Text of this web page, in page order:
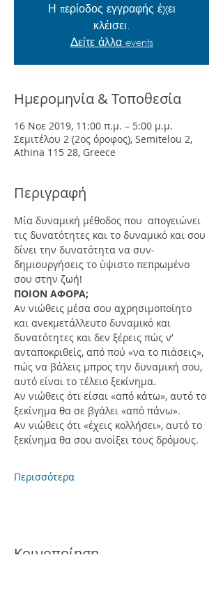
Η περίοδος εγγραφής έχει
κλέισει.
Δείτε άλλα events
Ημερομηνία & Τοποθεσία
16 Νοε 2019, 11:00 π.μ. – 5:00 μ.μ.
Σεμιτέλου 2 (2ος όροφος), Semitelou 2,
Athina 115 28, Greece
Περιγραφή
Μία δυναμική μέθοδος που  απογειώνει
τις δυνατότητες και το δυναμικό και σου
δίνει την δυνατότητα να συν-
δημιουργήσεις το ύψιστο πεπρωμένο
σου στην ζωή!
ΠΟΙΟΝ ΑΦΟΡΑ;
Αν νιώθεις μέσα σου αχρησιμοποίητο
και ανεκμετάλλευτο δυναμικό και
δυνατότητες και δεν ξέρεις πώς ν’
ανταποκριθείς, από πού «να το πιάσεις»,
πώς να βάλεις μπρος την δυναμική σου,
αυτό είναι το τέλειο ξεκίνημα.
Αν νιώθεις ότι είσαι «από κάτω», αυτό το
ξεκίνημα θα σε βγάλει «από πάνω».
Αν νιώθεις ότι «έχεις κολλήσει», αυτό το
ξεκίνημα θα σου ανοίξει τους δρόμους.
Περισσότερα
Κοινοποίηση